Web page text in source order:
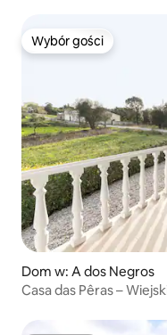
Wybór gości
Wybór gości
Dom w: A dos Negros
Casa das Pêras –